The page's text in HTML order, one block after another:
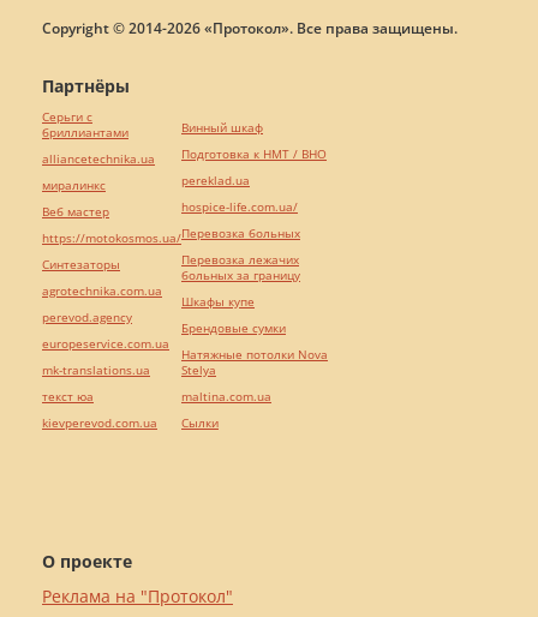
Copyright © 2014-2026 «Протокол». Все права защищены.
О проекте
Реклама на "Протокол"
Партнёры
Серьги с
бриллиантами
alliancetechnika.ua
миралинкс
Веб мастер
https://motokosmos.ua/
Синтезаторы
agrotechnika.com.ua
perevod.agency
europeservice.com.ua
mk-translations.ua
текст юа
kievperevod.com.ua
Винный шкаф
Подготовка к НМТ / ВНО
pereklad.ua
hospice-life.com.ua/
Перевозка больных
Перевозка лежачих
больных за границу
Шкафы купе
Брендовые сумки
Натяжные потолки Nova
Stelya
maltina.com.ua
Cылки